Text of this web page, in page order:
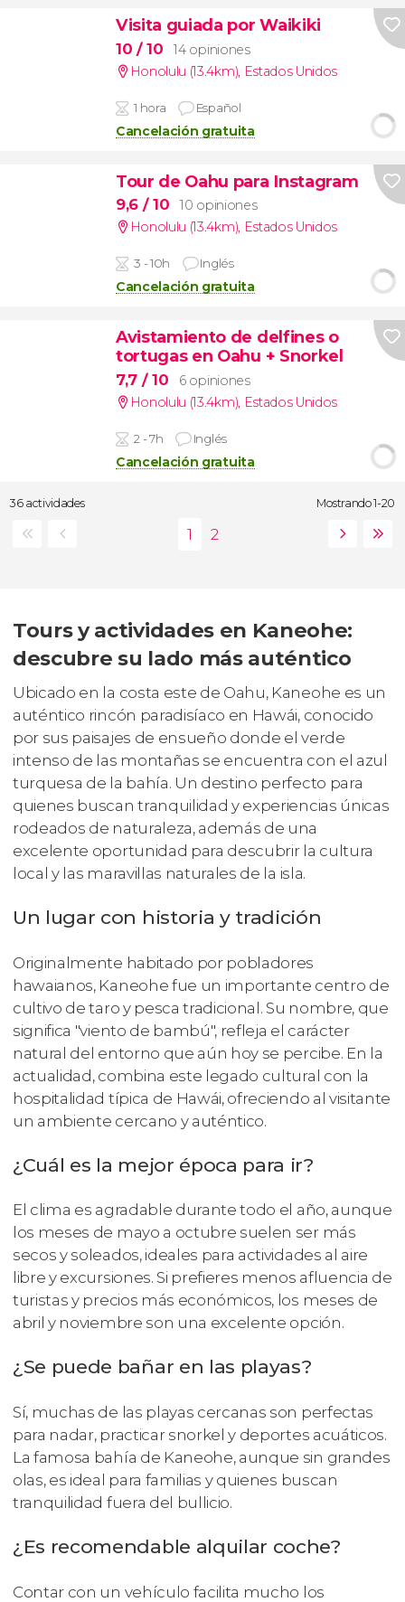
Visita guiada por Waikiki
10 / 10
14 opiniones
Honolulu (13.4km), Estados Unidos
1 hora Español
Cancelación gratuita
Tour de Oahu para Instagram
9,6 / 10
10 opiniones
Honolulu (13.4km), Estados Unidos
3 - 10h Inglés
Cancelación gratuita
Avistamiento de delfines o
tortugas en Oahu + Snorkel
7,7 / 10
6 opiniones
Honolulu (13.4km), Estados Unidos
2 - 7h Inglés
Cancelación gratuita
36 actividades Mostrando 1-20
Tours y actividades en Kaneohe:
descubre su lado más auténtico
Ubicado en la costa este de Oahu, Kaneohe es un
auténtico rincón paradisíaco en Hawái, conocido
por sus paisajes de ensueño donde el verde
intenso de las montañas se encuentra con el azul
turquesa de la bahía. Un destino perfecto para
quienes buscan tranquilidad y experiencias únicas
rodeados de naturaleza, además de una
excelente oportunidad para descubrir la cultura
local y las maravillas naturales de la isla.
Un lugar con historia y tradición
Originalmente habitado por pobladores
hawaianos, Kaneohe fue un importante centro de
cultivo de taro y pesca tradicional. Su nombre, que
significa "viento de bambú", refleja el carácter
natural del entorno que aún hoy se percibe. En la
actualidad, combina este legado cultural con la
hospitalidad típica de Hawái, ofreciendo al visitante
un ambiente cercano y auténtico.
¿Cuál es la mejor época para ir?
El clima es agradable durante todo el año, aunque
los meses de mayo a octubre suelen ser más
secos y soleados, ideales para actividades al aire
libre y excursiones. Si prefieres menos afluencia de
turistas y precios más económicos, los meses de
abril y noviembre son una excelente opción.
¿Se puede bañar en las playas?
Sí, muchas de las playas cercanas son perfectas
para nadar, practicar snorkel y deportes acuáticos.
La famosa bahía de Kaneohe, aunque sin grandes
olas, es ideal para familias y quienes buscan
tranquilidad fuera del bullicio.
¿Es recomendable alquilar coche?
Contar con un vehículo facilita mucho los